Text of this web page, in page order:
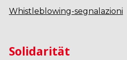
Whistleblowing-segnalazioni
Solidarität